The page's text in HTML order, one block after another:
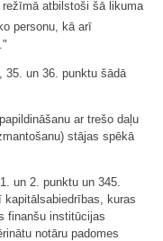
atbilstoši šā likuma
personu, kā arī
35. un 36. punktu šādā
ar trešo daļu
stājas spēkā
un 2. punktu un 345.
kuras
finanšu institūcijas
notāru padomes